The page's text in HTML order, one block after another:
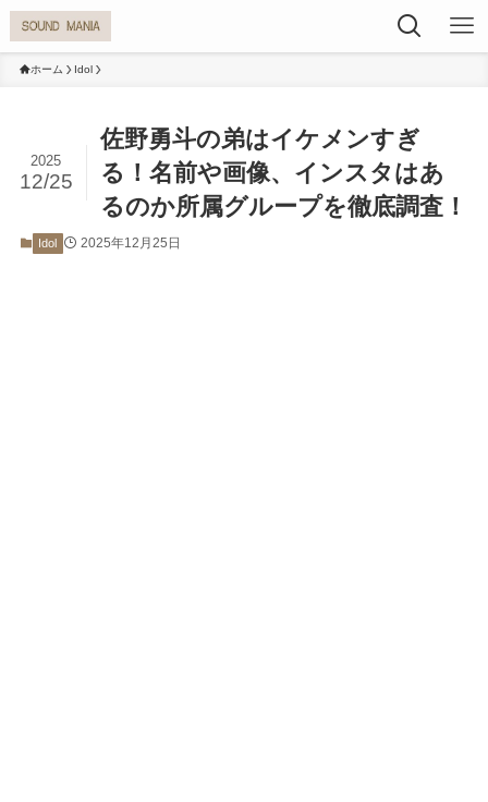
ホーム Idol
佐野勇斗の弟はイケメンすぎ
る！名前や画像、インスタはあ
るのか所属グループを徹底調査！
2025
12/25
Idol 2025年12月25日